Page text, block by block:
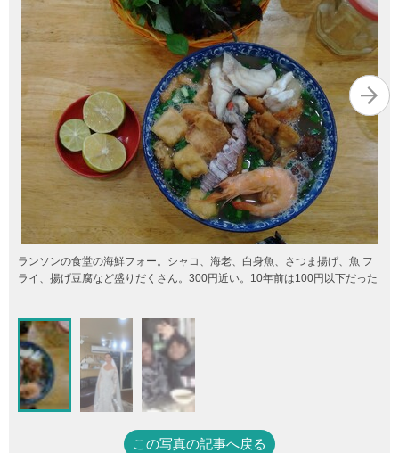
ランソンの食堂の海鮮フォー。シャコ、海老、白身魚、さつま揚げ、魚 フ
ライ、揚げ豆腐など盛りだくさん。300円近い。10年前は100円以下だった
この写真の記事へ戻る